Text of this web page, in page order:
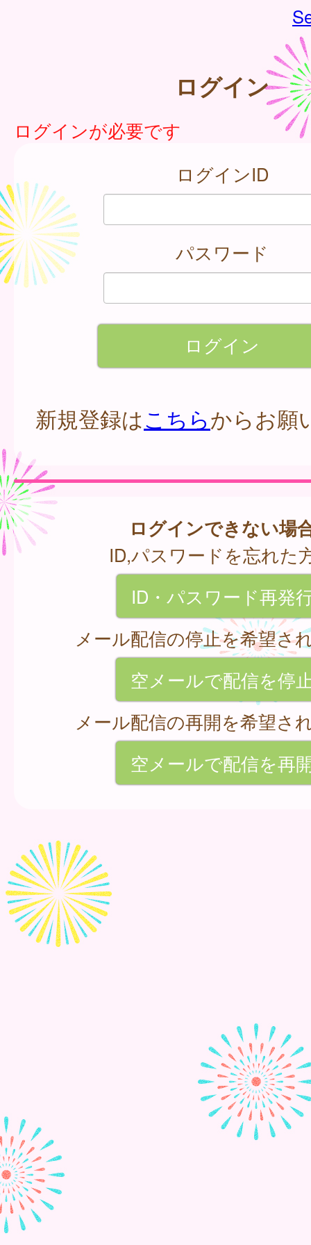
ログイン
ログインが必要です
ログインID
パスワード
新規登録はこちらからお願
ログインできない場
ID,パスワードを忘れた
ID・パスワード再発
メール配信の停止を希望さ
空メールで配信を停
メール配信の再開を希望さ
空メールで配信を再